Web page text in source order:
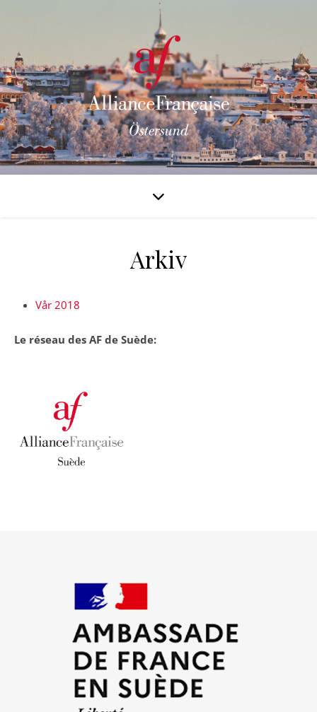
Arkiv
Vår 2018
Le réseau des AF de Suède: